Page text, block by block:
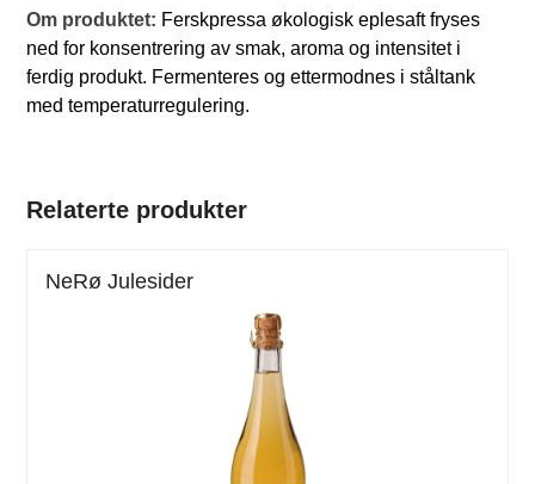
Om produktet: Ferskpressa økologisk eplesaft fryses
ned for konsentrering av smak, aroma og intensitet i
ferdig produkt. Fermenteres og ettermodnes i ståltank
med temperaturregulering.
Relaterte produkter
NeRø Julesider